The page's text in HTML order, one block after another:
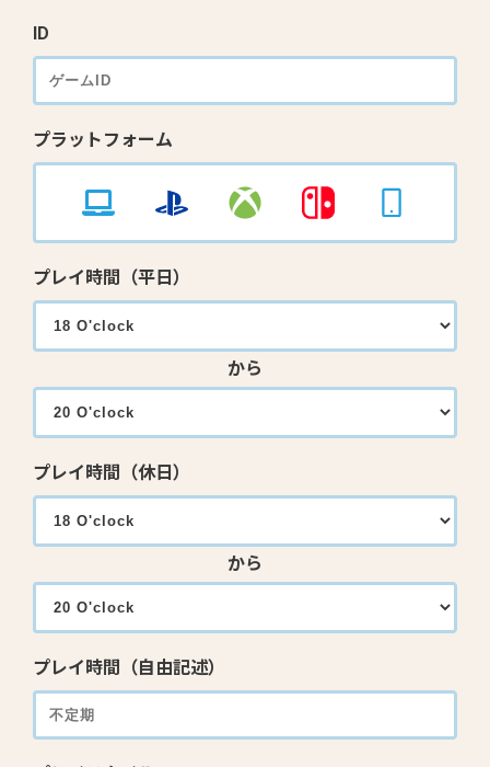
ID
プラットフォーム
プレイ時間（平日）
から
プレイ時間（休日）
から
プレイ時間（自由記述）